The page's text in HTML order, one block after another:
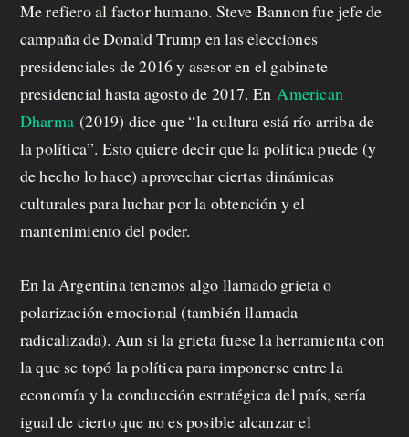
Me refiero al factor humano. Steve Bannon fue jefe de
campaña de Donald Trump en las elecciones
presidenciales de 2016 y asesor en el gabinete
presidencial hasta agosto de 2017. EnAmerican
Dharma (2019) dice que “la cultura está río arriba de
la política”. Esto quiere decir que la política puede (y
de hecho lo hace) aprovechar ciertas dinámicas
culturales para luchar por la obtención y el
mantenimiento del poder.
En la Argentina tenemos algo llamado grieta o
polarización emocional (también llamada
radicalizada). Aun si la grieta fuese la herramienta con
la que se topó la política para imponerse entre la
economía y la conducción estratégica del país, sería
igual de cierto que no es posible alcanzar el